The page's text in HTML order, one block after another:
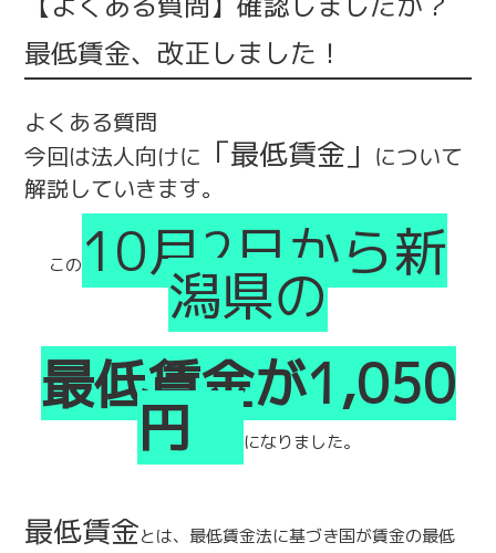
最低賃金、改正しました！
よくある質問
今回は法人向けに 「最低賃金」 について
解説していきます。
この 10月2日から新
潟県の
最低賃金が1,050
円 になりました。
最低賃金とは、最低賃金法に基づき国が賃金の最低